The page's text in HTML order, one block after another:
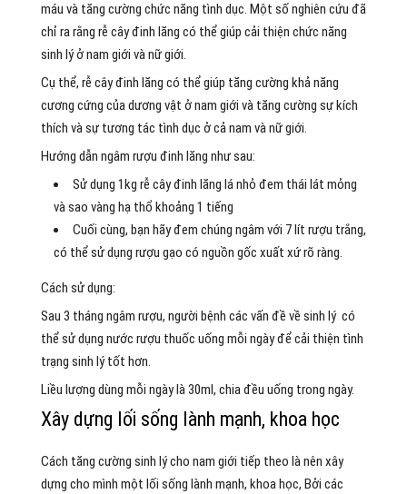
máu và tăng cường chức năng tình dục. Một số nghiên cứu đã
chỉ ra rằng rễ cây đinh lăng có thể giúp cải thiện chức năng
sinh lý ở nam giới và nữ giới.
Cụ thể, rễ cây đinh lăng có thể giúp tăng cường khả năng
cương cứng của dương vật ở nam giới và tăng cường sự kích
thích và sự tương tác tình dục ở cả nam và nữ giới.
Hướng dẫn ngâm rượu đinh lăng như sau:
Sử dụng 1kg rễ cây đinh lăng lá nhỏ đem thái lát mỏng
và sao vàng hạ thổ khoảng 1 tiếng
Cuối cùng, bạn hãy đem chúng ngâm với 7 lít rượu trắng,
có thể sử dụng rượu gạo có nguồn gốc xuất xứ rõ ràng.
Cách sử dụng:
Sau 3 tháng ngâm rượu, người bệnh các vấn đề về sinh lý có
thể sử dụng nước rượu thuốc uống mỗi ngày để cải thiện tình
trạng sinh lý tốt hơn.
Liều lượng dùng mỗi ngày là 30ml, chia đều uống trong ngày.
Xây dựng lối sống lành mạnh, khoa học
Cách tăng cường sinh lý cho nam giới tiếp theo là nên xây
dựng cho mình một lối sống lành mạnh, khoa học, Bởi các